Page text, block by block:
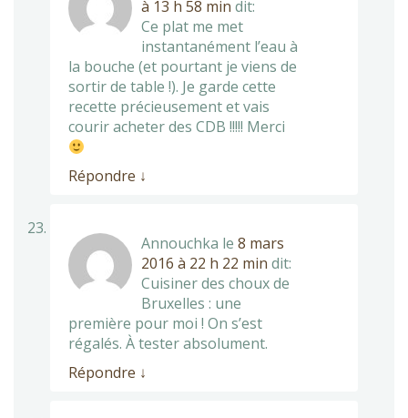
à 13 h 58 min dit:
Ce plat me met
instantanément l’eau à
la bouche (et pourtant je viens de
sortir de table !). Je garde cette
recette précieusement et vais
courir acheter des CDB !!!!! Merci
Répondre ↓
Annouchka le 8 mars
2016 à 22 h 22 min dit:
Cuisiner des choux de
Bruxelles : une
première pour moi ! On s’est
régalés. À tester absolument.
Répondre ↓